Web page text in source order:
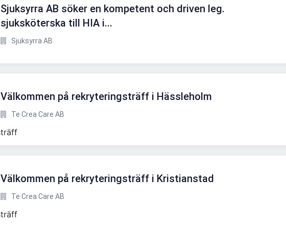
Sjuksyrra AB söker en kompetent och driven leg.
sjuksköterska till HIA i...
Sjuksyrra AB
Välkommen på rekryteringsträff i Hässleholm
Te Crea Care AB
Välkommen på rekryteringsträff i Kristianstad
Te Crea Care AB